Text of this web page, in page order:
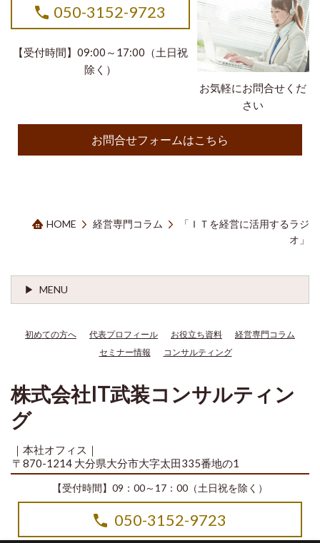
お気軽にお問合せくだ
さい
050-3152-9723
【受付時間】09:00～17:00（土日祝
除く）
お問合せフォームはこちら
HOME 経営専門コラム
「ＩＴを経営に活用するラジ
オ」
MENU
初めての方へ 代表プロフィール お役立ち資料
経営専門コラム
セミナー情報
コンサルティング
株式会社IT武装コンサルティン
グ
｜本社オフィス｜
〒870-1214 大分県大分市大字太田335番地の1
【受付時間】09：00～17：00（土日祝を除く）
050-3152-9723